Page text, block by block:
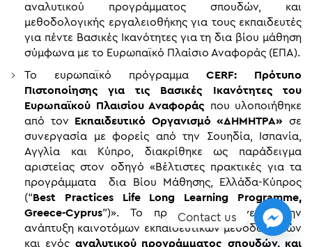
αναλυτικού προγράμματος σπουδών, και
μεθοδολογικής εργαλειοθήκης για τους εκπαιδευτές
για πέντε Βασικές Ικανότητες για τη δια βίου μάθηση
σύμφωνα με το Ευρωπαϊκό Πλαίσιο Αναφοράς (ΕΠΑ).
Το ευρωπαϊκό πρόγραμμα CERF: Πρότυπο
Πιστοποίησης για τις Βασικές Ικανότητες του
Ευρωπαϊκού Πλαισίου Αναφοράς που υλοποιήθηκε
από τον Εκπαιδευτικό Οργανισμό «ΔΗΜΗΤΡΑ» σε
συνεργασία με φορείς από την Σουηδία, Ισπανία,
Αγγλία και Κύπρο, διακρίθηκε ως παράδειγμα
αριστείας στον οδηγό «Βέλτιστες πρακτικές για τα
προγράμματα δια Βίου Μάθησης, Ελλάδα-Κύπρος
(“Best Practices Life Long Learning Programme,
Greece-Cyprus”)». Το πρόγραμμα στόχευε στην
ανάπτυξη καινοτόμων εκπαιδευτικών μεθοδολογιών
και ενός αναλυτικού προγράμματος σπουδών, και
Contact us